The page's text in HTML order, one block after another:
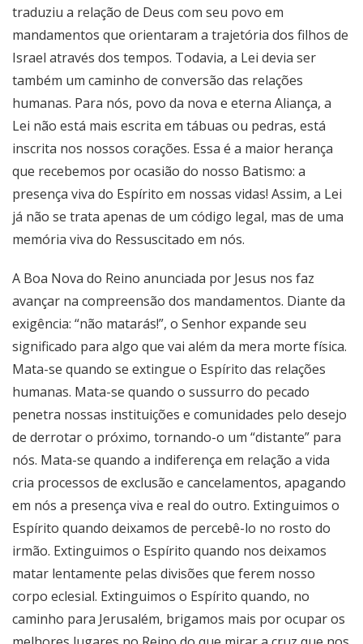
traduziu a relação de Deus com seu povo em
mandamentos que orientaram a trajetória dos filhos de
Israel através dos tempos. Todavia, a Lei devia ser
também um caminho de conversão das relações
humanas. Para nós, povo da nova e eterna Aliança, a
Lei não está mais escrita em tábuas ou pedras, está
inscrita nos nossos corações. Essa é a maior herança
que recebemos por ocasião do nosso Batismo: a
presença viva do Espírito em nossas vidas! Assim, a Lei
já não se trata apenas de um código legal, mas de uma
memória viva do Ressuscitado em nós.
A Boa Nova do Reino anunciada por Jesus nos faz
avançar na compreensão dos mandamentos. Diante da
exigência: “não matarás!”, o Senhor expande seu
significado para algo que vai além da mera morte física.
Mata-se quando se extingue o Espírito das relações
humanas. Mata-se quando o sussurro do pecado
penetra nossas instituições e comunidades pelo desejo
de derrotar o próximo, tornando-o um “distante” para
nós. Mata-se quando a indiferença em relação a vida
cria processos de exclusão e cancelamentos, apagando
em nós a presença viva e real do outro. Extinguimos o
Espírito quando deixamos de percebê-lo no rosto do
irmão. Extinguimos o Espírito quando nos deixamos
matar lentamente pelas divisões que ferem nosso
corpo eclesial. Extinguimos o Espírito quando, no
caminho para Jerusalém, brigamos mais por ocupar os